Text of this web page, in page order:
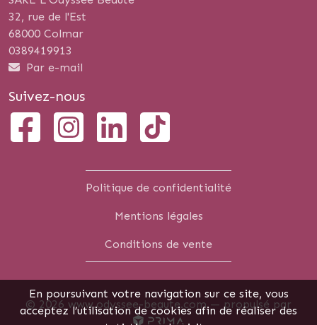
32, rue de l'Est
68000 Colmar
0389419913
Par e-mail
Suivez-nous
Politique de confidentialité
Mentions légales
Conditions de vente
© 2026 www.odyssee-beaute.com — propulsé par
En poursuivant votre navigation sur ce site, vous
acceptez l’utilisation de cookies afin de réaliser des